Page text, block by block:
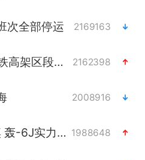
次全部停运 2169163
今日15时起福州地铁高架区段停运 2162398
2008916
1枚就能让航母瘫痪 轰-6J实力有多强 1988648